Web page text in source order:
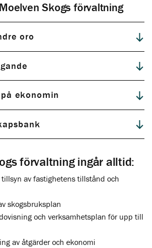
Skogs förvaltning
oro
ekonomin
förvaltning ingår alltid:
av fastighetens tillstånd och
skogsbruksplan
och verksamhetsplan för upp till
av åtgärder och ekonomi